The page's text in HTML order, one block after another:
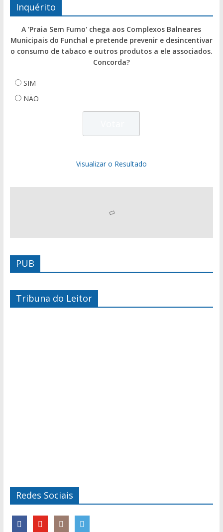
Inquérito
A 'Praia Sem Fumo' chega aos Complexos Balneares
Municipais do Funchal e pretende prevenir e desincentivar
o consumo de tabaco e outros produtos a ele associados.
Concorda?
SIM
NÃO
Visualizar o Resultado
PUB
Tribuna do Leitor
Redes Sociais